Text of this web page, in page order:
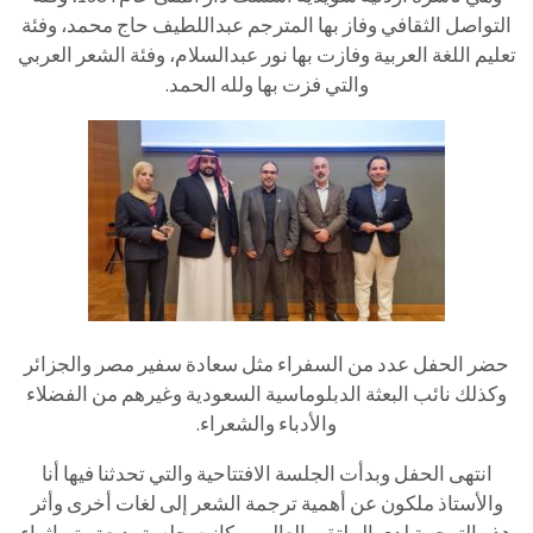
التواصل الثقافي وفاز بها المترجم عبداللطيف حاج محمد، وفئة
تعليم اللغة العربية وفازت بها نور عبدالسلام، وفئة الشعر العربي
والتي فزت بها ولله الحمد.
حضر الحفل عدد من السفراء مثل سعادة سفير مصر والجزائر
وكذلك نائب البعثة الدبلوماسية السعودية وغيرهم من الفضلاء
والأدباء والشعراء.
انتهى الحفل وبدأت الجلسة الافتتاحية والتي تحدثنا فيها أنا
والأستاذ ملكون عن أهمية ترجمة الشعر إلى لغات أخرى وأثر